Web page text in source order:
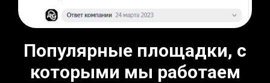
Популярные площадки, с
которыми мы работаем